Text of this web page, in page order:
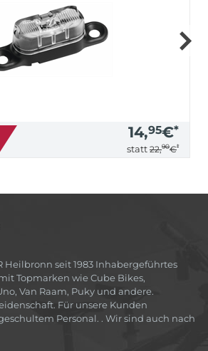
14,95€*
statt 22,90€*
Heilbronn seit 1983 Inhabergeführtes
Topmarken wie Cube Bikes,
Van Raam, Puky und andere.
Für unsere Kunden
Personal. . Wir sind auch nach